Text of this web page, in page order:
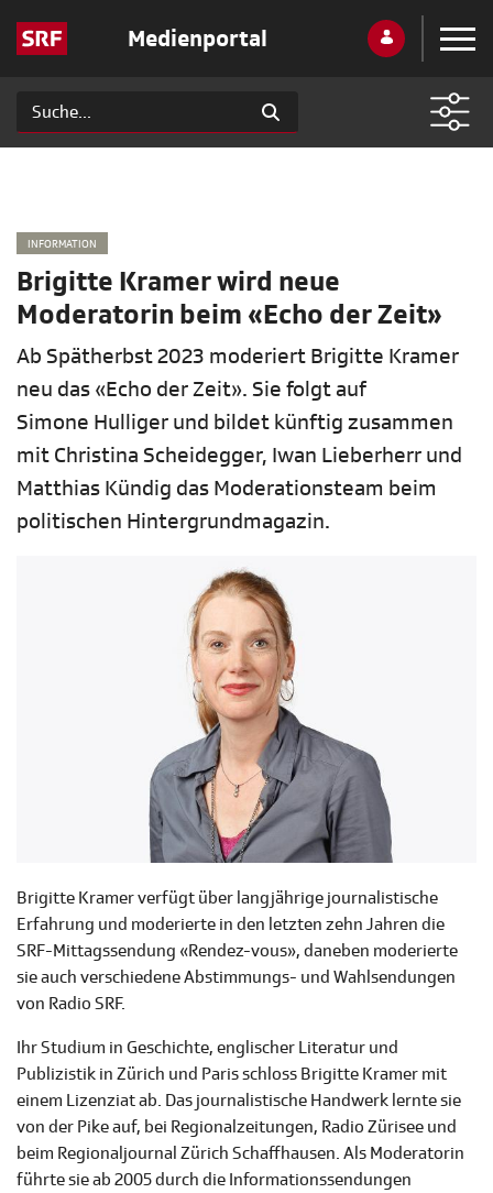
Medienportal
INFORMATION
Brigitte Kramer wird neue
Moderatorin beim «Echo der Zeit»
Ab Spätherbst 2023 moderiert Brigitte Kramer
neu das «Echo der Zeit». Sie folgt auf
Simone Hulliger und bildet künftig zusammen
mit Christina Scheidegger, Iwan Lieberherr und
Matthias Kündig das Moderationsteam beim
politischen Hintergrundmagazin.
Brigitte Kramer verfügt über langjährige journalistische
Erfahrung und moderierte in den letzten zehn Jahren die
SRF-Mittagssendung «Rendez-vous», daneben moderierte
sie auch verschiedene Abstimmungs- und Wahlsendungen
von Radio SRF.
Ihr Studium in Geschichte, englischer Literatur und
Publizistik in Zürich und Paris schloss Brigitte Kramer mit
einem Lizenziat ab. Das journalistische Handwerk lernte sie
von der Pike auf, bei Regionalzeitungen, Radio Zürisee und
beim Regionaljournal Zürich Schaffhausen. Als Moderatorin
führte sie ab 2005 durch die Informationssendungen